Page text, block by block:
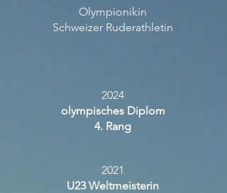
Olympionikin
Schweizer Ruderathletin
2024
olympisches Diplom
4. Rang
2021
U23 Weltmeisterin